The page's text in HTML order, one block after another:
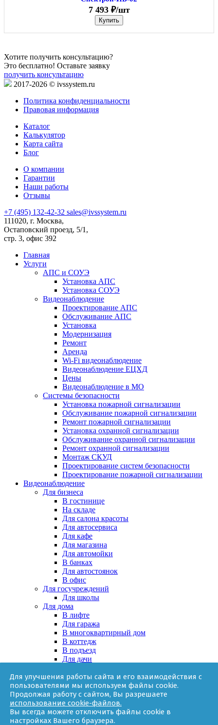
7 493 ₽/шт
Купить
Хотите получить консультацию?
Это бесплатно! Оставьте заявку
получить консультацию
2017-2026 © ivssystem.ru
Политика конфиденциальности
Правовая информация
Каталог
Калькулятор
Карта сайта
Блог
О компании
Гарантии
Наши работы
Отзывы
+7 (495) 132-42-32 sales@ivssystem.ru
111020, г. Москва,
Остаповский проезд, 5/1,
стр. 3, офис 392
Для улучшения работы сайта и его взаимодействия с
пользователями мы используем файлы cookie.
Продолжая работу с сайтом, Вы разрешаете
использование cookie-файлов.
Вы всегда можете отключить файлы cookie в
настройках Вашего браузера.
Главная
Услуги
АПС и СОУЭ
Установка АПС
Установка СОУЭ
Видеонаблюдение
Проектирование АПС
Обслуживание АПС
Установка
Модернизация
Ремонт
Аренда
Wi-Fi видеонаблюдение
Видеонаблюдение ЕЦХД
Цены
Видеонаблюдение в МО
Системы безопасности
Установка пожарной сигнализации
Обслуживание пожарной сигнализации
Ремонт пожарной сигнализации
Установка охранной сигнализации
Обслуживание охранной сигнализации
Ремонт охранной сигнализации
Монтаж СКУД
Проектирование систем безопасности
Проектирование пожарной сигнализации
Видеонаблюдение
Для бизнеса
В гостинице
На складе
Для салона красоты
Для автосервиса
Для кафе
Для магазина
Для автомойки
В банках
Для автостоянок
В офис
Для госучреждений
Для школы
Для дома
В лифте
Для гаража
В многоквартирный дом
В коттедж
В подъезд
Для дачи
За няней
В квартире
Для ТСЖ
Оборудование
Онлайн-калькулятор
Гарантии